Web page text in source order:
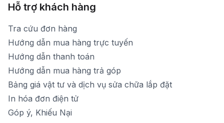
Hỗ trợ khách hàng
Tra cứu đơn hàng
Hướng dẫn mua hàng trực tuyến
Hướng dẫn thanh toán
Hướng dẫn mua hàng trả góp
Bảng giá vật tư và dịch vụ sửa chữa lắp đặt
In hóa đơn điện tử
Góp ý, Khiếu Nại